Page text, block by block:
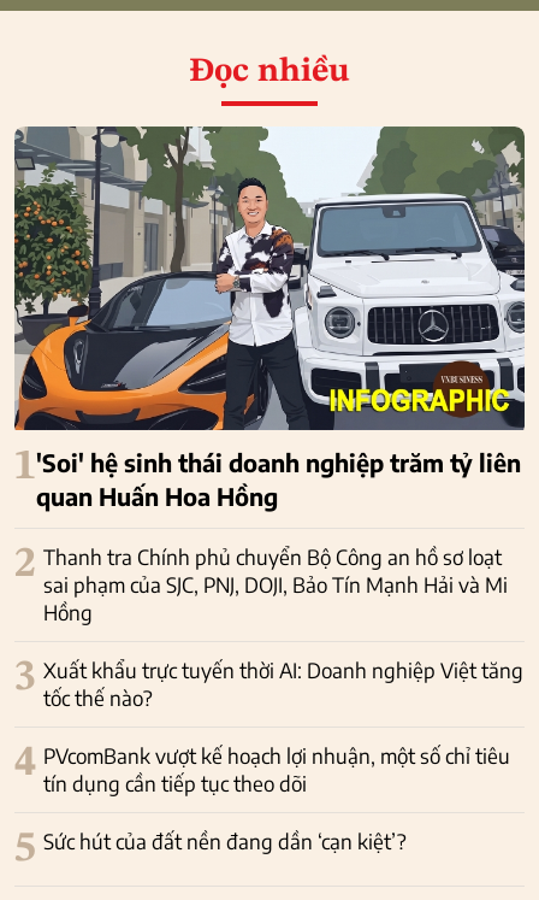
Đọc nhiều
1'Soi' hệ sinh thái doanh nghiệp trăm tỷ liên
quan Huấn Hoa Hồng
2 Thanh tra Chính phủ chuyển Bộ Công an hồ sơ loạt
sai phạm của SJC, PNJ, DOJI, Bảo Tín Mạnh Hải và Mi
Hồng
3 Xuất khẩu trực tuyến thời AI: Doanh nghiệp Việt tăng
tốc thế nào?
4 PVcomBank vượt kế hoạch lợi nhuận, một số chỉ tiêu
tín dụng cần tiếp tục theo dõi
5 Sức hút của đất nền đang dần ‘cạn kiệt’?